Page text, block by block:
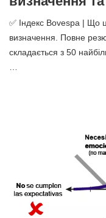
✅ Індекс Bovespa | Що
визначення. Повне
складається з 50